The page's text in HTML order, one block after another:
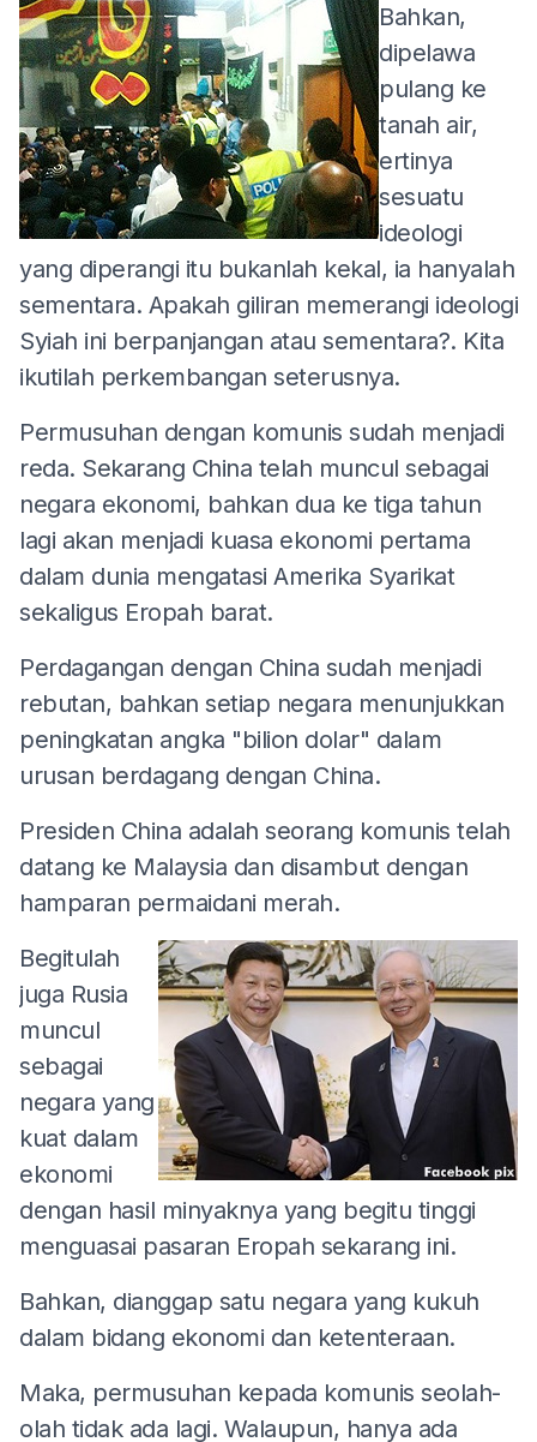
Bahkan,
dipelawa
pulang ke
tanah air,
ertinya
sesuatu
ideologi
yang diperangi itu bukanlah kekal, ia hanyalah
sementara. Apakah giliran memerangi ideologi
Syiah ini berpanjangan atau sementara?. Kita
ikutilah perkembangan seterusnya.
Permusuhan dengan komunis sudah menjadi
reda. Sekarang China telah muncul sebagai
negara ekonomi, bahkan dua ke tiga tahun
lagi akan menjadi kuasa ekonomi pertama
dalam dunia mengatasi Amerika Syarikat
sekaligus Eropah barat.
Perdagangan dengan China sudah menjadi
rebutan, bahkan setiap negara menunjukkan
peningkatan angka "bilion dolar" dalam
urusan berdagang dengan China.
Presiden China adalah seorang komunis telah
datang ke Malaysia dan disambut dengan
hamparan permaidani merah.
Begitulah
juga Rusia
muncul
sebagai
negara yang
kuat dalam
ekonomi
dengan hasil minyaknya yang begitu tinggi
menguasai pasaran Eropah sekarang ini.
Bahkan, dianggap satu negara yang kukuh
dalam bidang ekonomi dan ketenteraan.
Maka, permusuhan kepada komunis seolah-
olah tidak ada lagi. Walaupun, hanya ada